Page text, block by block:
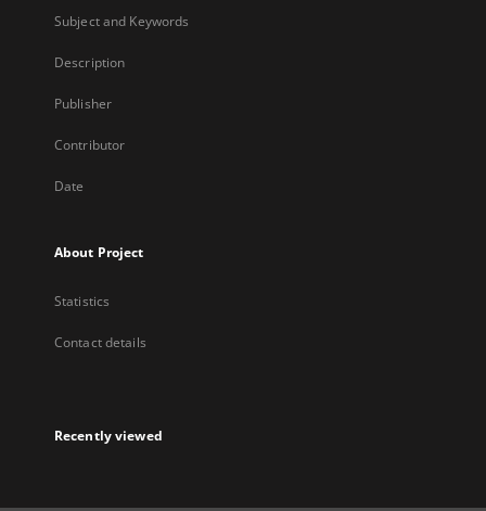
Subject and Keywords
Description
Publisher
Contributor
Date
About Project
Statistics
Contact details
Recently viewed